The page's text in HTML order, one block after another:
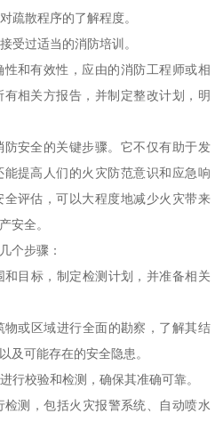
疏散程序的了解程度。
受过适当的消防培训。
和有效性，应由的消防工程师或相
相关方报告，并制定整改计划，明
安全的关键步骤。它不仅有助于发
提高人们的火灾防范意识和应急响
评估，可以大程度地减少火灾带来
安全。
个步骤：
目标，制定检测计划，并准备相关
或区域进行全面的勘察，了解其结
及可能存在的安全隐患。
行校验和检测，确保其准确可靠。
测，包括火灾报警系统、自动喷水